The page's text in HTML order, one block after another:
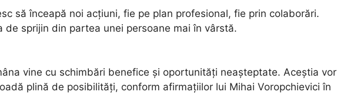
să înceapă noi acțiuni, fie pe plan profesional, fie prin colaborări.
de sprijin din partea unei persoane mai în vârstă.
vine cu schimbări benefice și oportunități neașteptate. Aceștia vor
plină de posibilități, conform afirmațiilor lui Mihai Voropchievici în